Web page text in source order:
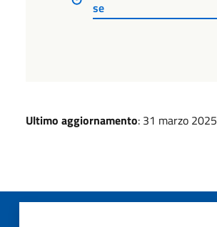
se
Ultimo aggiornamento: 31 marzo